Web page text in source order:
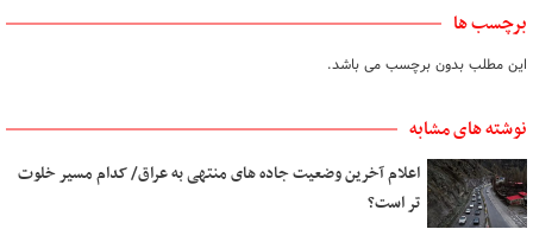
برچسب ها
این مطلب بدون برچسب می باشد.
نوشته های مشابه
اعلام آخرین وضعیت جاده های منتهی به عراق/ کدام مسیر خلوت
تر است؟